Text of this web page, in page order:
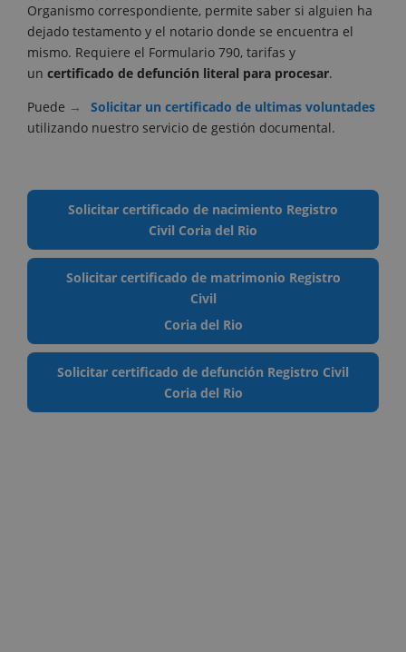
Organismo correspondiente, permite saber si alguien ha
dejado testamento y el notario donde se encuentra el
mismo. Requiere el Formulario 790, tarifas y
un certificado de defunción literal para procesar.
Puede
Solicitar un certificado de ultimas voluntades
utilizando nuestro servicio de gestión documental.
Solicitar certificado de nacimiento Registro
Civil Coria del Rio
Solicitar certificado de matrimonio Registro
Civil
Coria del Rio
Solicitar certificado de defunción Registro Civil
Coria del Rio